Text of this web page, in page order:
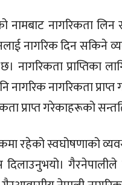
नामबाट नागरिकता
नागरिक दिन सकिने
नागरिकता प्राप्तिका
नागरिक नागरिकता
प्राप्त गरेकाहरूको
रहेको स्वघोषणाको
दिलाउनुभयो।